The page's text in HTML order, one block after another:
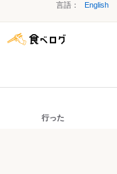
言語： English
行った